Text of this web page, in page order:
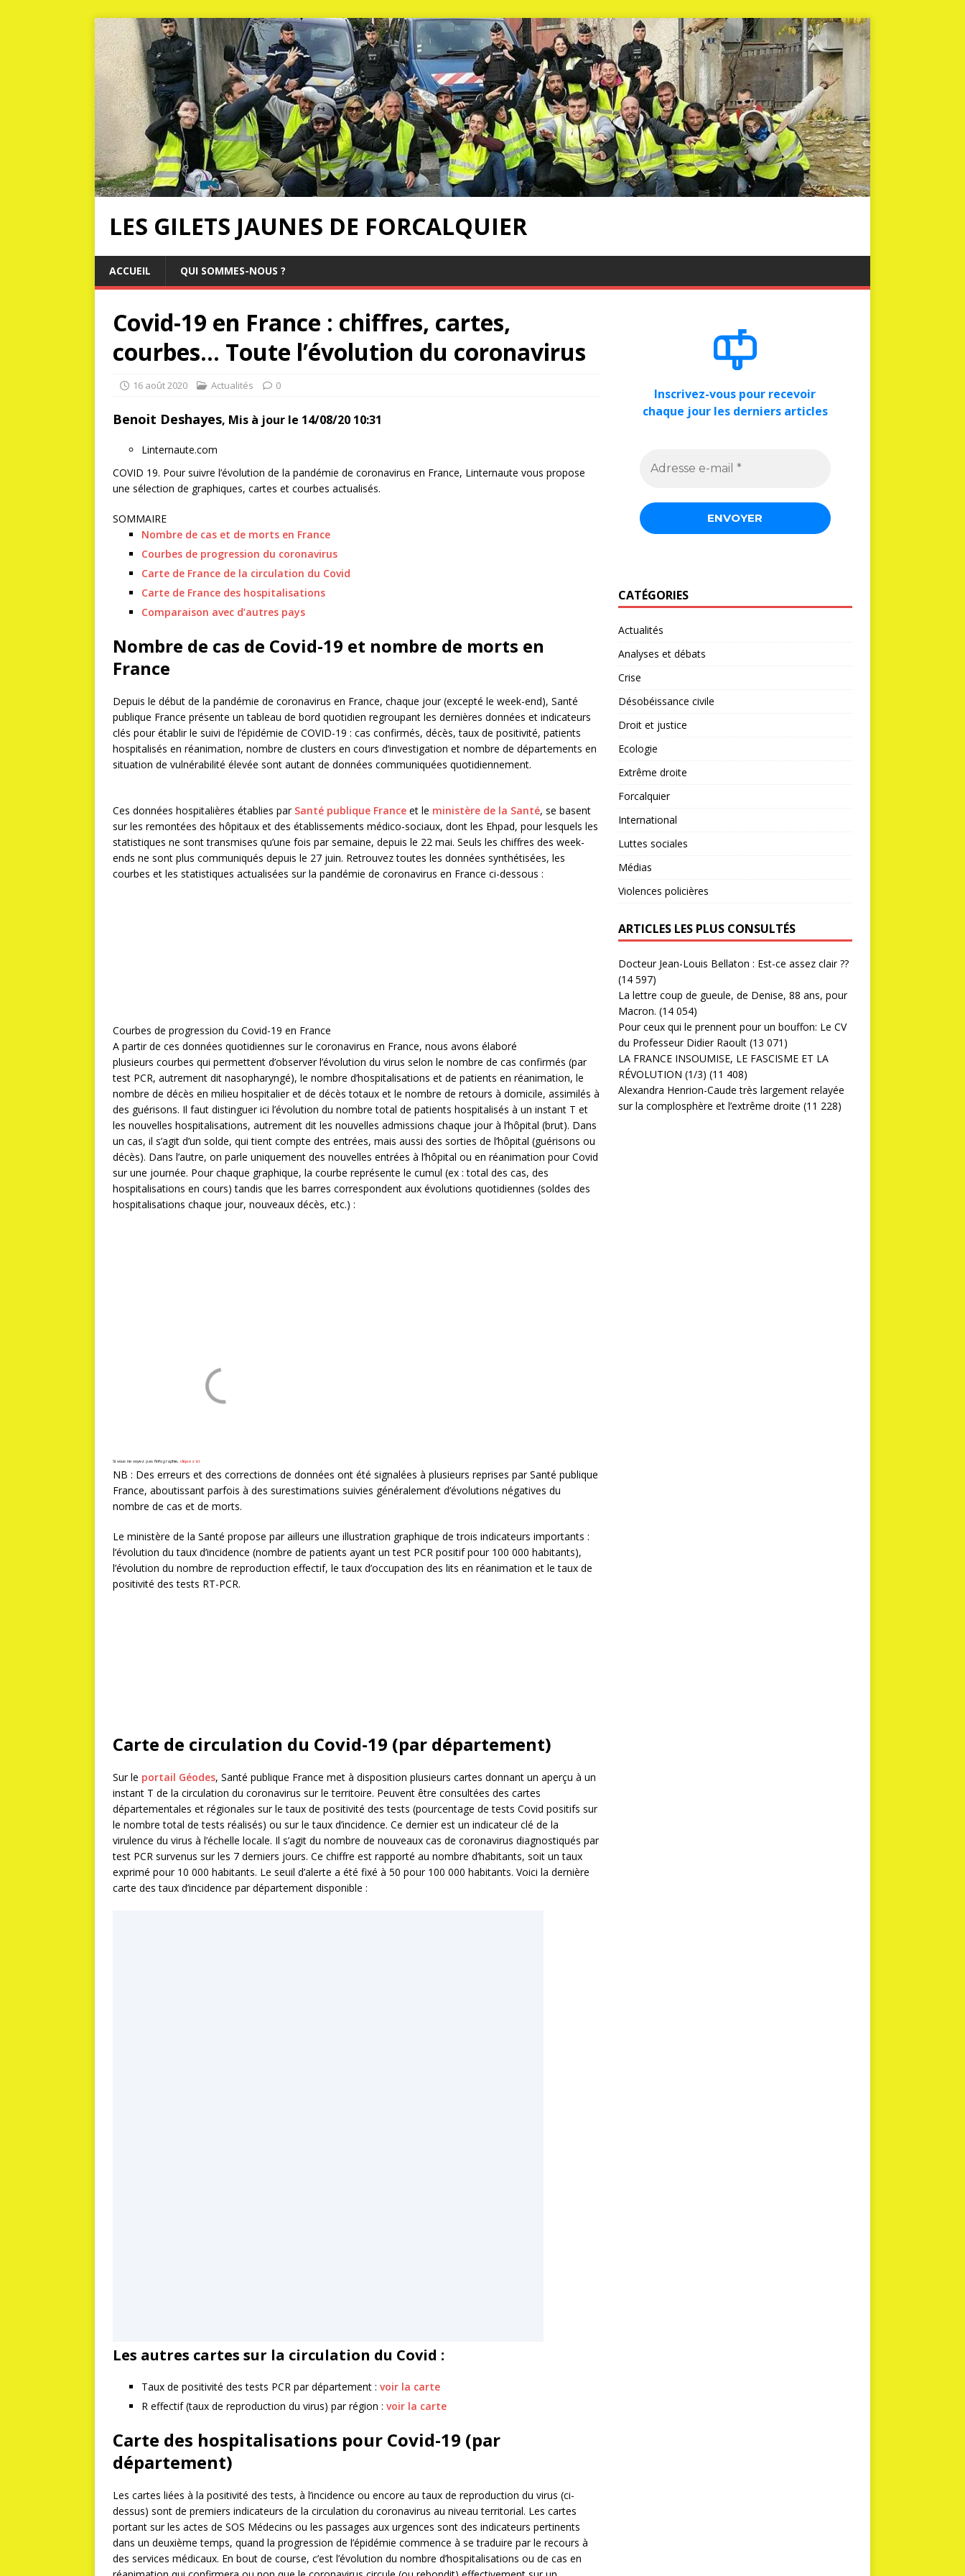
LES GILETS JAUNES DE FORCALQUIER
ACCUEIL QUI SOMMES-NOUS ?
Covid-19 en France : chiffres, cartes,
courbes… Toute l’évolution du coronavirus
16 août 2020 Actualités 0
Benoit Deshayes, Mis à jour le 14/08/20 10:31
Linternaute.com
COVID 19. Pour suivre l’évolution de la pandémie de coronavirus en France, Linternaute vous propose
une sélection de graphiques, cartes et courbes actualisés.
SOMMAIRE
Nombre de cas et de morts en France
Courbes de progression du coronavirus
Carte de France de la circulation du Covid
Carte de France des hospitalisations
Comparaison avec d’autres pays
Nombre de cas de Covid-19 et nombre de morts en
France
Depuis le début de la pandémie de coronavirus en France, chaque jour (excepté le week-end), Santé
publique France présente un tableau de bord quotidien regroupant les dernières données et indicateurs
clés pour établir le suivi de l’épidémie de COVID-19 : cas confirmés, décès, taux de positivité, patients
hospitalisés en réanimation, nombre de clusters en cours d’investigation et nombre de départements en
situation de vulnérabilité élevée sont autant de données communiquées quotidiennement.
Ces données hospitalières établies par Santé publique France et le ministère de la Santé, se basent
sur les remontées des hôpitaux et des établissements médico-sociaux, dont les Ehpad, pour lesquels les
statistiques ne sont transmises qu’une fois par semaine, depuis le 22 mai. Seuls les chiffres des week-
ends ne sont plus communiqués depuis le 27 juin. Retrouvez toutes les données synthétisées, les
courbes et les statistiques actualisées sur la pandémie de coronavirus en France ci-dessous :
Courbes de progression du Covid-19 en France
A partir de ces données quotidiennes sur le coronavirus en France, nous avons élaboré
plusieurs courbes qui permettent d’observer l’évolution du virus selon le nombre de cas confirmés (par
test PCR, autrement dit nasopharyngé), le nombre d’hospitalisations et de patients en réanimation, le
nombre de décès en milieu hospitalier et de décès totaux et le nombre de retours à domicile, assimilés à
des guérisons. Il faut distinguer ici l’évolution du nombre total de patients hospitalisés à un instant T et
les nouvelles hospitalisations, autrement dit les nouvelles admissions chaque jour à l’hôpital (brut). Dans
un cas, il s’agit d’un solde, qui tient compte des entrées, mais aussi des sorties de l’hôpital (guérisons ou
décès). Dans l’autre, on parle uniquement des nouvelles entrées à l’hôpital ou en réanimation pour Covid
sur une journée. Pour chaque graphique, la courbe représente le cumul (ex : total des cas, des
hospitalisations en cours) tandis que les barres correspondent aux évolutions quotidiennes (soldes des
hospitalisations chaque jour, nouveaux décès, etc.) :
Si vous ne voyez pas l’infographie, cliquez ici
NB : Des erreurs et des corrections de données ont été signalées à plusieurs reprises par Santé publique
France, aboutissant parfois à des surestimations suivies généralement d’évolutions négatives du
nombre de cas et de morts.
Le ministère de la Santé propose par ailleurs une illustration graphique de trois indicateurs importants :
l’évolution du taux d’incidence (nombre de patients ayant un test PCR positif pour 100 000 habitants),
l’évolution du nombre de reproduction effectif, le taux d’occupation des lits en réanimation et le taux de
positivité des tests RT-PCR.
Carte de circulation du Covid-19 (par département)
Sur le portail Géodes, Santé publique France met à disposition plusieurs cartes donnant un aperçu à un
instant T de la circulation du coronavirus sur le territoire. Peuvent être consultées des cartes
départementales et régionales sur le taux de positivité des tests (pourcentage de tests Covid positifs sur
le nombre total de tests réalisés) ou sur le taux d’incidence. Ce dernier est un indicateur clé de la
virulence du virus à l’échelle locale. Il s’agit du nombre de nouveaux cas de coronavirus diagnostiqués par
test PCR survenus sur les 7 derniers jours. Ce chiffre est rapporté au nombre d’habitants, soit un taux
exprimé pour 10 000 habitants. Le seuil d’alerte a été fixé à 50 pour 100 000 habitants. Voici la dernière
carte des taux d’incidence par département disponible :
Les autres cartes sur la circulation du Covid :
Taux de positivité des tests PCR par département : voir la carte
R effectif (taux de reproduction du virus) par région : voir la carte
Carte des hospitalisations pour Covid-19 (par
département)
Les cartes liées à la positivité des tests, à l’incidence ou encore au taux de reproduction du virus (ci-
dessus) sont de premiers indicateurs de la circulation du coronavirus au niveau territorial. Les cartes
portant sur les actes de SOS Médecins ou les passages aux urgences sont des indicateurs pertinents
dans un deuxième temps, quand la progression de l’épidémie commence à se traduire par le recours à
des services médicaux. En bout de course, c’est l’évolution du nombre d’hospitalisations ou de cas en
Inscrivez-vous pour recevoir
chaque jour les derniers articles
CATÉGORIES
Actualités
Analyses et débats
Crise
Désobéissance civile
Droit et justice
Ecologie
Extrême droite
Forcalquier
International
Luttes sociales
Médias
Violences policières
ARTICLES LES PLUS CONSULTÉS
Docteur Jean-Louis Bellaton : Est-ce assez clair ??
(14 597)
La lettre coup de gueule, de Denise, 88 ans, pour
Macron. (14 054)
Pour ceux qui le prennent pour un bouffon: Le CV
du Professeur Didier Raoult (13 071)
LA FRANCE INSOUMISE, LE FASCISME ET LA
RÉVOLUTION (1/3) (11 408)
Alexandra Henrion-Caude très largement relayée
sur la complosphère et l’extrême droite (11 228)